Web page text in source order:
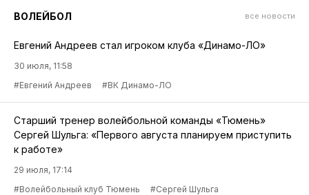
ВОЛЕЙБОЛ все новости
Евгений Андреев стал игроком клуба «Динамо-ЛО»
30 июля, 11:58
#Евгений Андреев
#ВК Динамо-ЛО
Старший тренер волейбольной команды «Тюмень»
Сергей Шульга: «Первого августа планируем приступить
к работе»
29 июля, 17:14
#Волейбольный клуб Тюмень
#Сергей Шульга